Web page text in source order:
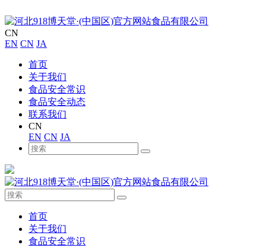
CN
EN CN JA
首页
关于我们
食品安全常识
食品安全动态
联系我们
CN
EN CN JA
首页
关于我们
食品安全常识